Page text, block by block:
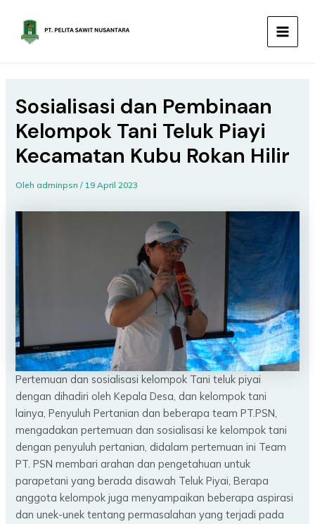
konten
MAIN
Sosialisasi dan Pembinaan
Kelompok Tani Teluk Piayi
Kecamatan Kubu Rokan Hilir
Olehadminpsn/ 19 April 2023
Pertemuan dan sosialisasi kelompok Tani teluk piyai
dengan dihadiri oleh Kepala Desa, dan kelompok tani
lainya, Penyuluh Pertanian dan beberapa team PT.PSN,
mengadakan pertemuan dan sosialisasi ke kelompok tani
dengan penyuluh pertanian, didalam pertemuan ini Team
PT. PSN membari arahan dan pengetahuan untuk
parapetani yang berada disawah Teluk Piyai, Berapa
anggota kelompok juga menyampaikan beberapa aspirasi
dan unek-unek tentang permasalahan yang terjadi pada